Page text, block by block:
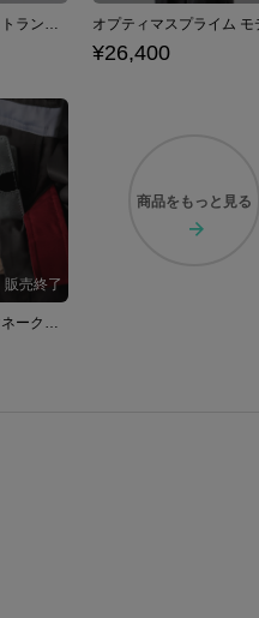
バンブルビー モデル トランスフォーム腕時計 トランスフォーマー
¥26,400
メガトロン モデル マネークリップ付き二つ折り財布 トランスフォーマー
商品を もっと見る